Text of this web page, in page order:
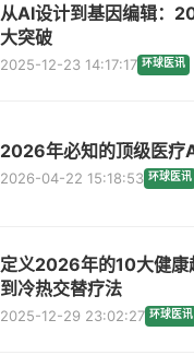
从AI设计到基因编辑：
大突破
2025-12-23 14:17:17 环球医讯
2026年必知的顶级医疗
2026-04-22 15:18:53 环球医讯
定义2026年的10大健康
到冷热交替疗法
2025-12-29 23:02:27 环球医讯